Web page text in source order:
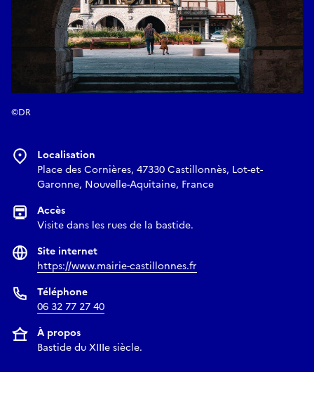
©DR
Localisation
Place des Cornières, 47330 Castillonnès, Lot-et-
Garonne, Nouvelle-Aquitaine, France
Accès
Visite dans les rues de la bastide.
Site internet
https://www.mairie-castillonnes.fr
Téléphone
06 32 77 27 40
À propos
Bastide du XIIIe siècle.